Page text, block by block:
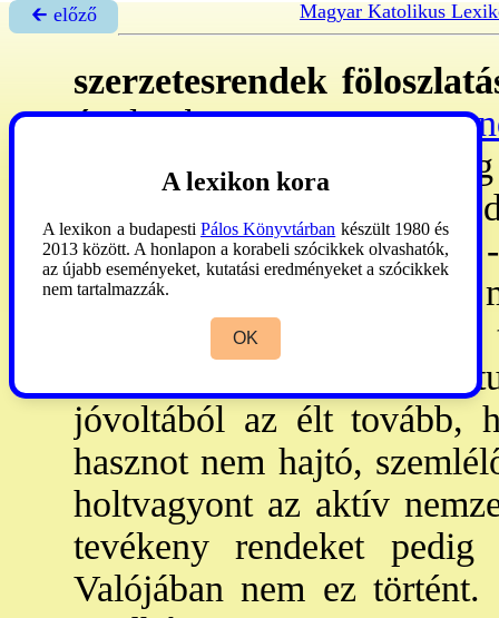
🡰 előző Magyar Katolikus
szerzetesrendek
értelemben
jogosult egyházi
elpusztítását és
adminisztratív
József (ur. 1780-90) 1781:
elöljáróikkal
semmibe vette. A
jóvoltából az élt tovább,
hasznot nem hajtó,
holtvagyont az aktív
tevékeny rendeket
Valójában nem ez
A lexikon kora
A lexikon a budapesti Pálos Könyvtárban készült 1980 és
2013 között. A honlapon a korabeli szócikkek olvashatók,
az újabb eseményeket, kutatási eredményeket a szócikkek
nem tartalmazzák.
OK